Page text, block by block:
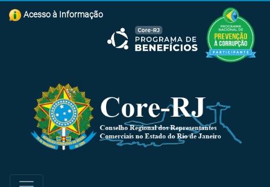
Acesso à Informação